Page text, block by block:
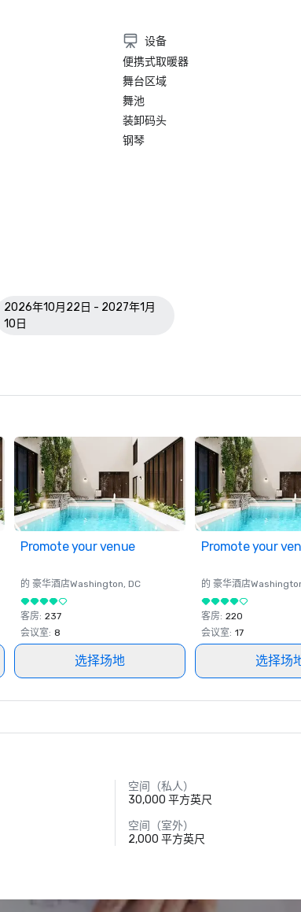
设备
便携式取暖器
舞台区域
舞池
装卸码头
钢琴
2026年10月22日 - 2027年1月
10日
Promote your venue
的 豪华酒店Washington, DC
客房: 237
会议室: 8
选择场地
Promote your
的 豪华酒店
客房: 220
会议室: 17
选择场
空间（私人）
30,000 平方英尺
空间（室外）
2,000 平方英尺